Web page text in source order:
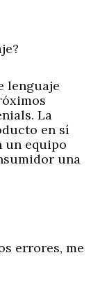
lenguaje
La
en sí
un equipo
una
errores, me